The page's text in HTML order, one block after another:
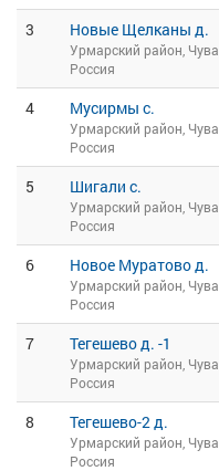
3 Новые Щелканы д.
Урмарский район,
Россия
4 Мусирмы с.
Урмарский район,
Россия
5 Шигали с.
Урмарский район,
Россия
6 Новое Муратово д.
Урмарский район,
Россия
7 Тегешево д. -1
Урмарский район,
Россия
8 Тегешево-2 д.
Урмарский район,
Россия